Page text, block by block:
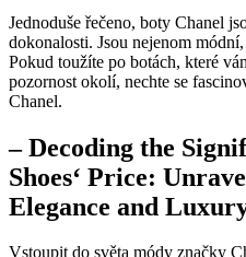
Jednoduše řečeno, boty Chanel
⁢dokonalosti. ‍Jsou ⁣nejenom
Pokud‍ toužíte po botách, které
pozornost ‍okolí, nechte se
Chanel.
– Decoding⁢ the
Shoes‘ Price:⁤
Elegance ​and
Vstoupit do světa módy značky